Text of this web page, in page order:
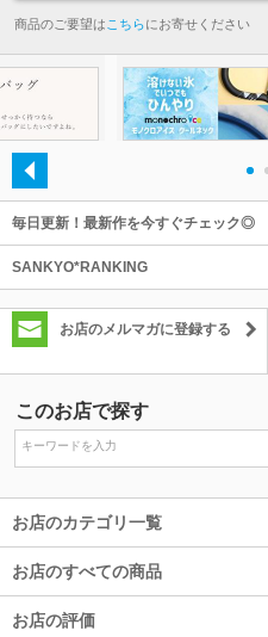
商品のご要望は こちらにお寄せください
毎日更新！最新作を今すぐチェック◎
SANKYO*RANKING
お店のメルマガに登録する
このお店で探す
お店のカテゴリ一覧
お店のすべての商品
お店の評価